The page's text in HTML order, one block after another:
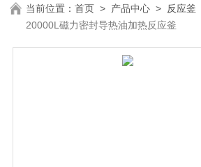
当前位置：首页 > 产品中心 > 反应釜
20000L磁力密封导热油加热反应釜